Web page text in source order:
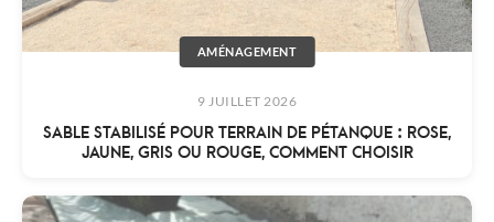
AMÉNAGEMENT
9 JUILLET 2026
SABLE STABILISÉ POUR TERRAIN DE PÉTANQUE : ROSE,
JAUNE, GRIS OU ROUGE, COMMENT CHOISIR